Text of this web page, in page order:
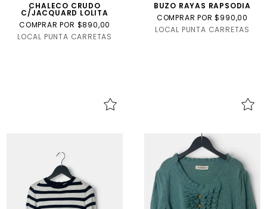
CHALECO CRUDO
C/JACQUARD LOLITA
COMPRAR POR $890,00
LOCAL PUNTA CARRETAS
BUZO RAYAS RAPSODIA
COMPRAR POR $990,00
LOCAL PUNTA CARRETAS